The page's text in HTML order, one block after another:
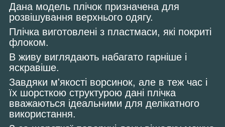
Дана модель плічок призначена для
розвішування верхнього одягу.
Плічка виготовлені з пластмаси, які покриті
флоком.
В живу виглядають набагато гарніше і
яскравіше.
Завдяки м'якості ворсинок, але в теж час і
їх шорсткою структурою дані плічка
вважаються ідеальними для делікатного
використання.